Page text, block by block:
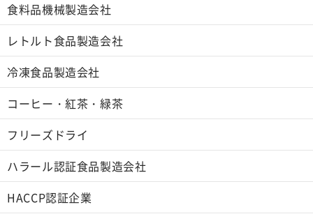
食料品機械製造会社
レトルト食品製造会社
冷凍食品製造会社
コーヒー・紅茶・緑茶
フリーズドライ
ハラール認証食品製造会社
HACCP認証企業